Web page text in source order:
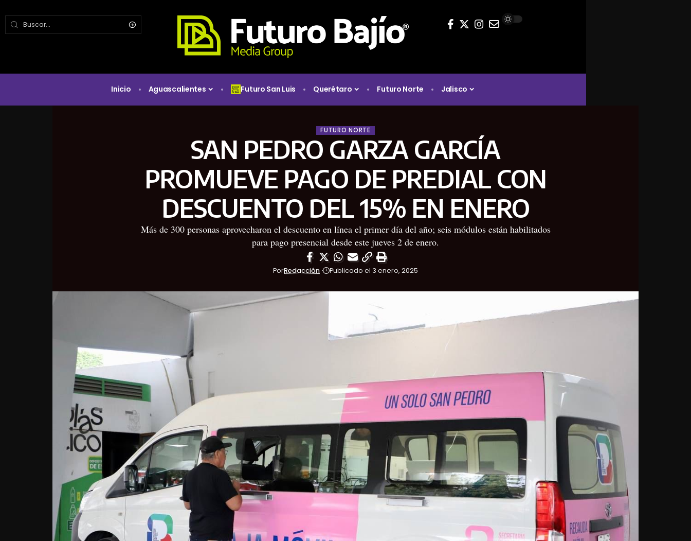
Inicio Aguascalientes Futuro San Luis Querétaro Futuro Norte Jalisco
FUTURO NORTE
SAN PEDRO GARZA GARCÍA
PROMUEVE PAGO DE PREDIAL CON
DESCUENTO DEL 15% EN ENERO
Más de 300 personas aprovecharon el descuento en línea el primer día del año; seis módulos están habilitados
para pago presencial desde este jueves 2 de enero.
PorRedacción Publicado el 3 enero, 2025